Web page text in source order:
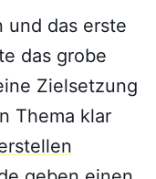
und das erste
das grobe
Zielsetzung
Thema klar